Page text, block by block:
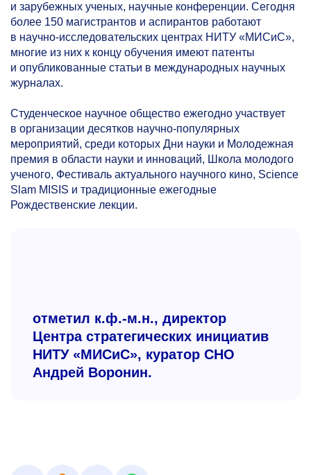
и зарубежных ученых, научные конференции. Сегодня
более 150 магистрантов и аспирантов работают
в научно-исследовательских центрах НИТУ «МИСиС»,
многие из них к концу обучения имеют патенты
и опубликованные статьи в международных научных
журналах.
Студенческое научное общество ежегодно участвует
в организации десятков научно-популярных
мероприятий, среди которых Дни науки и Молодежная
премия в области науки и инноваций, Школа молодого
ученого, Фестиваль актуального научного кино, Science
Slam MISIS и традиционные ежегодные
Рождественские лекции.
отметил к.ф.-м.н., директор
Центра стратегических инициатив
НИТУ «МИСиС», куратор СНО
Андрей Воронин.